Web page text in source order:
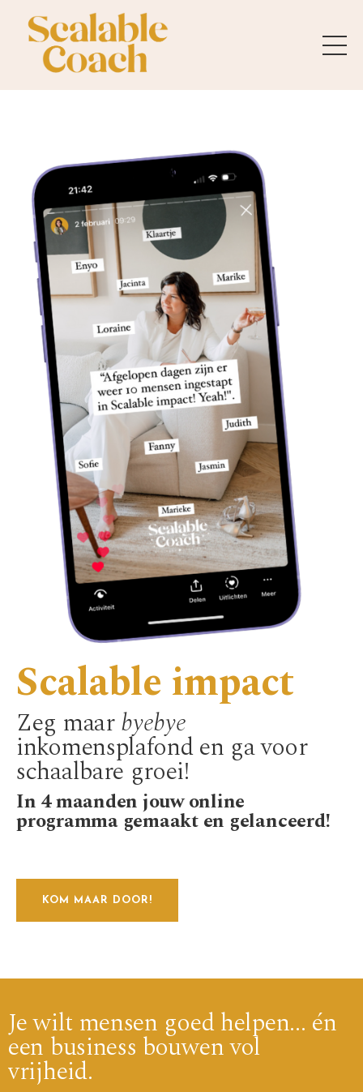
Scalable impact
Zeg maarbyebye
inkomensplafond en ga voor
schaalbare groei!
In 4 maanden jouw online
programma gemaakt en gelanceerd!
KOM MAAR DOOR!
Je wilt mensen goed helpen... én
een business bouwen vol
vrijheid.